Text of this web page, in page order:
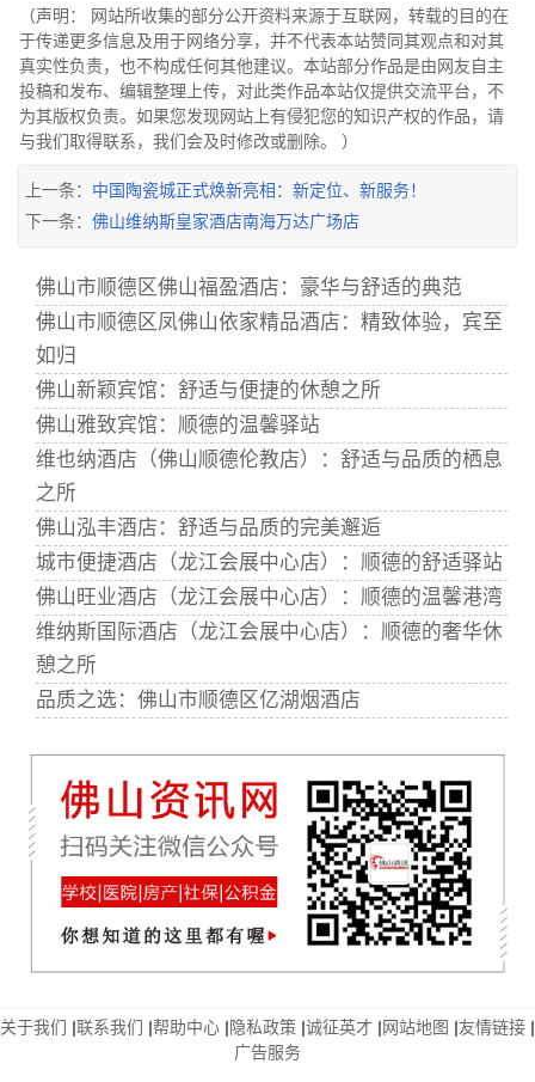
（声明： 网站所收集的部分公开资料来源于互联网，转载的目的在
于传递更多信息及用于网络分享，并不代表本站赞同其观点和对其
真实性负责，也不构成任何其他建议。本站部分作品是由网友自主
投稿和发布、编辑整理上传，对此类作品本站仅提供交流平台，不
为其版权负责。如果您发现网站上有侵犯您的知识产权的作品，请
与我们取得联系，我们会及时修改或删除。 ）
上一条： 中国陶瓷城正式焕新亮相：新定位、新服务！
下一条： 佛山维纳斯皇家酒店南海万达广场店
佛山市顺德区佛山福盈酒店：豪华与舒适的典范
佛山市顺德区凤佛山依家精品酒店：精致体验，宾至
如归
佛山新颖宾馆：舒适与便捷的休憩之所
佛山雅致宾馆：顺德的温馨驿站
维也纳酒店（佛山顺德伦教店）：舒适与品质的栖息
之所
佛山泓丰酒店：舒适与品质的完美邂逅
城市便捷酒店（龙江会展中心店）：顺德的舒适驿站
佛山旺业酒店（龙江会展中心店）：顺德的温馨港湾
维纳斯国际酒店（龙江会展中心店）：顺德的奢华休
憩之所
品质之选：佛山市顺德区亿湖烟酒店
关于我们 |联系我们 |帮助中心 |隐私政策 |诚征英才 |网站地图 |友情链接 |
广告服务